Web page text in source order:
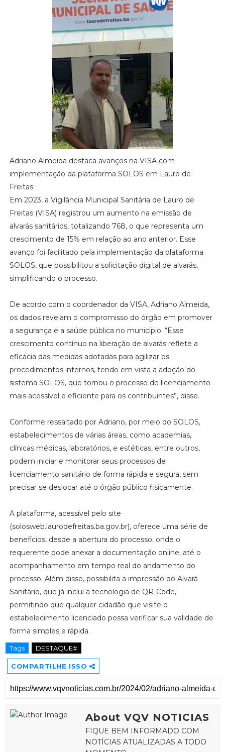
Adriano Almeida destaca avanços na VISA com
implementação da plataforma SOLOS em Lauro de
Freitas
Em 2023, a Vigilância Municipal Sanitária de Lauro de
Freitas (VISA) registrou um aumento na emissão de
alvarás sanitários, totalizando 768, o que representa um
crescimento de 15% em relação ao ano anterior. Esse
avanço foi facilitado pela implementação da plataforma
SOLOS, que possibilitou a solicitação digital de alvarás,
simplificando o processo.
De acordo com o coordenador da VISA, Adriano Almeida,
os dados revelam o compromisso do órgão em promover
a segurança e a saúde pública no município. “Esse
crescimento contínuo na liberação de alvarás reflete a
eficácia das medidas adotadas para agilizar os
procedimentos internos, tendo em vista a adoção do
sistema SOLOS, que tornou o processo de licenciamento
mais acessível e eficiente para os contribuintes”, disse.
Conforme ressaltado por Adriano, por meio do SOLOS,
estabelecimentos de várias áreas, como academias,
clínicas médicas, laboratórios, e estéticas, entre outros,
podem iniciar e monitorar seus processos de
licenciamento sanitário de forma rápida e segura, sem
precisar se deslocar até o órgão público fisicamente.
A plataforma, acessível pelo site
(solosweb.laurodefreitas.ba.gov.br), oferece uma série de
benefícios, desde a abertura do processo, onde o
requerente pode anexar a documentação online, até o
acompanhamento em tempo real do andamento do
processo. Além disso, possibilita a impressão do Alvará
Sanitário, que já inclui a tecnologia de QR-Code,
permitindo que qualquer cidadão que visite o
estabelecimento licenciado possa verificar sua validade de
forma simples e rápida.
Tags DESTAQUE#
COMPARTILHE ISSO
About VQV NOTICIAS
FIQUE BEM INFORMADO COM
NOTÍCIAS ATUALIZADAS A TODO